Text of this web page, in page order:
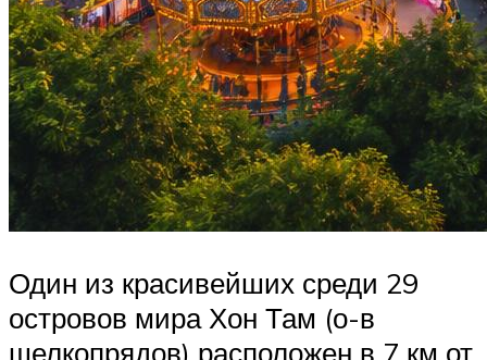
Один из красивейших среди 29
островов мира Хон Там (о-в
шелкопрядов) расположен в 7 км от